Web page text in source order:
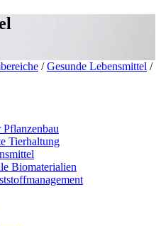
/ Gesunde Lebensmittel /
Tierhaltung
Biomaterialien